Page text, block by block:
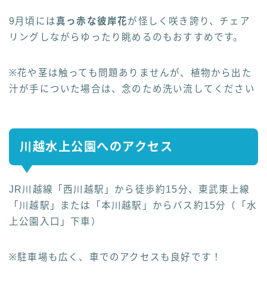
9月頃には真っ赤な彼岸花が怪しく咲き誇り、チェア
リングしながらゆったり眺めるのもおすすめです。
※花や茎は触っても問題ありませんが、植物から出た
汁が手についた場合は、念のため洗い流してください
川越水上公園へのアクセス
JR川越線「西川越駅」から徒歩約15分、東武東上線
「川越駅」または「本川越駅」からバス約15分（「水
上公園入口」下車）
※駐車場も広く、車でのアクセスも良好です！